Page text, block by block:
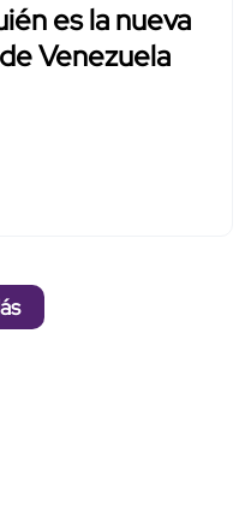
es la nueva
Venezuela